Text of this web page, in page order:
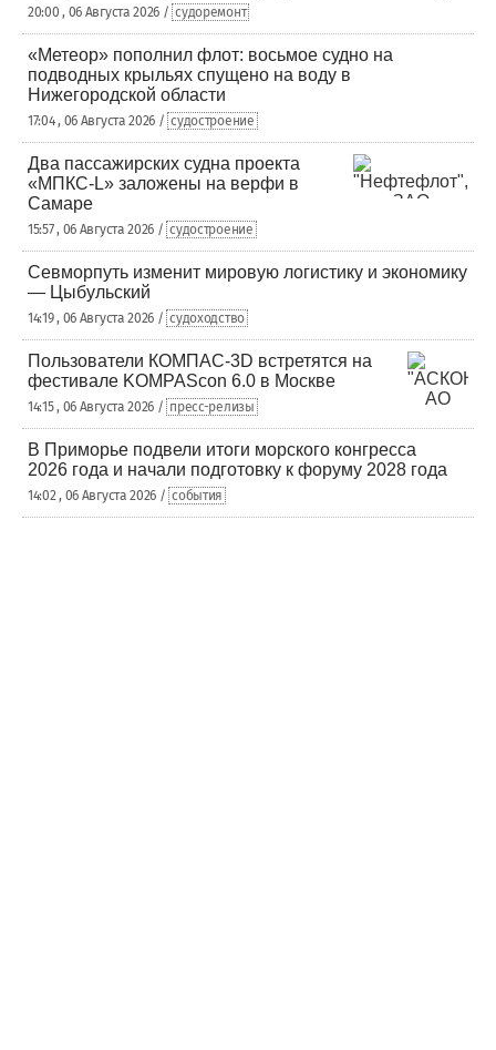
20:00 , 06 Августа 2026 / судоремонт
«Метеор» пополнил флот: восьмое судно на
подводных крыльях спущено на воду в
Нижегородской области
17:04 , 06 Августа 2026 / судостроение
Два пассажирских судна проекта
«МПКС-L» заложены на верфи в
Самаре
15:57 , 06 Августа 2026 / судостроение
Севморпуть изменит мировую логистику и экономику
— Цыбульский
14:19 , 06 Августа 2026 / судоходство
Пользователи КОМПАС-3D встретятся на
фестивале KOMPAScon 6.0 в Москве
14:15 , 06 Августа 2026 / пресс-релизы
В Приморье подвели итоги морского конгресса
2026 года и начали подготовку к форуму 2028 года
14:02 , 06 Августа 2026 / события